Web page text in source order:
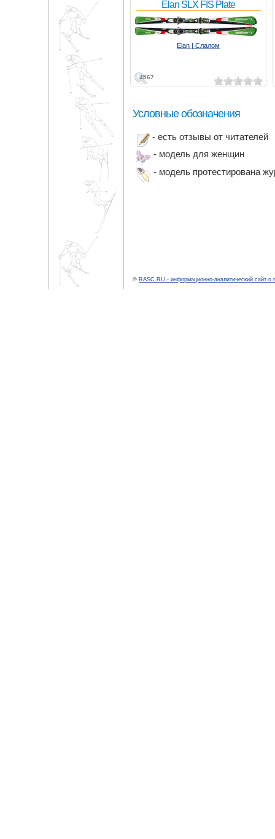
4567
Elan SLX FIS Plate
Elan | Слалом
Условные обозначения
- есть отзывы от читателей
- модель для женщин
- модель протестирована
© RASC.RU - информационно-аналитический сайт о